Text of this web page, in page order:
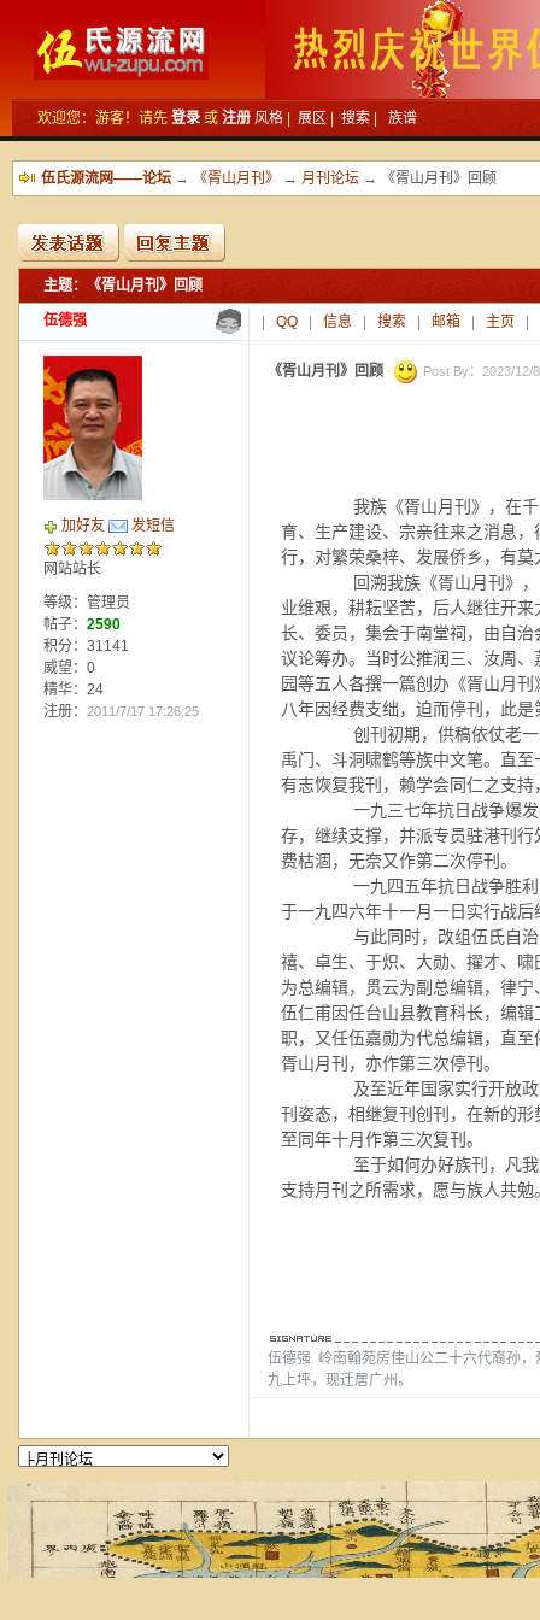
欢迎您：游客！请先 登录 或 注册 风格 展区 搜索 族谱
伍氏源流网——论坛 → 《胥山月刊》 → 月刊论坛 → 《胥山月刊》回顾
新的主题
投票帖
交易帖
小字报
主题：《胥山月刊》回顾
伍德强 QQ 信息 搜索 邮箱 主页
加好友 发短信
网站站长
等级：管理员
帖子： 2590
积分：31141
威望：0
精华：24
注册： 2011/7/17 17:26:25
《胥山月刊》回顾 Post By：2023/12/
我族《胥山月刊》，在千
育、生产建设、宗亲往来之消息
行，对繁荣桑梓、发展侨乡，有
回溯我族《胥山月刊》，
业维艰，耕耘坚苦，后人继往开
长、委员，集会于南堂祠，由自
议论筹办。当时公推润三、汝周
园等五人各撰一篇创办《胥山月
八年因经费支绌，迫而停刊，此是
创刊初期，供稿依仗老一
禹门、斗洞啸鹤等族中文笔。直
有志恢复我刊，赖学会同仁之支
一九三七年抗日战争爆发
存，继续支撑，并派专员驻港刊
费枯涸，无奈又作第二次停刊。
一九四五年抗日战争胜利
于一九四六年十一月一日实行战
与此同时，改组伍氏自治
禧、卓生、于炽、大勋、擢才、
为总编辑，贯云为副总编辑，律
伍仁甫因任台山县教育科长，编
职，又任伍嘉勋为代总编辑，直
胥山月刊，亦作第三次停刊。
及至近年国家实行开放政
刊姿态，相继复刊创刊，在新的
至同年十月作第三次复刊。
至于如何办好族刊，凡我
支持月刊之所需求，愿与族人共勉
伍德强 岭南翰苑房佳山公二十六代裔孙
九上坪，现迁居广州。